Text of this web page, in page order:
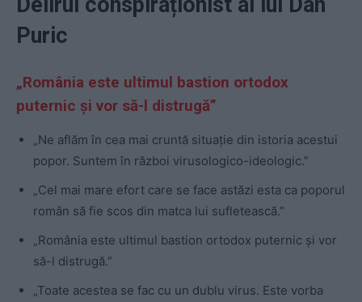
Puric
„România este ultimul bastion ortodox
puternic și vor să-l distrugă”
„Ne aflăm în cea mai cruntă situație din istoria acestui
popor. Suntem în război virusologico-ideologic.”
„Cel mai mare efort care se face astăzi esta ca poporul
român să fie scos din matca lui sufletească.”
„România este ultimul bastion ortodox puternic și vor
să-l distrugă.”
„Toate acestea se fac cu un dublu virus. Este vorba